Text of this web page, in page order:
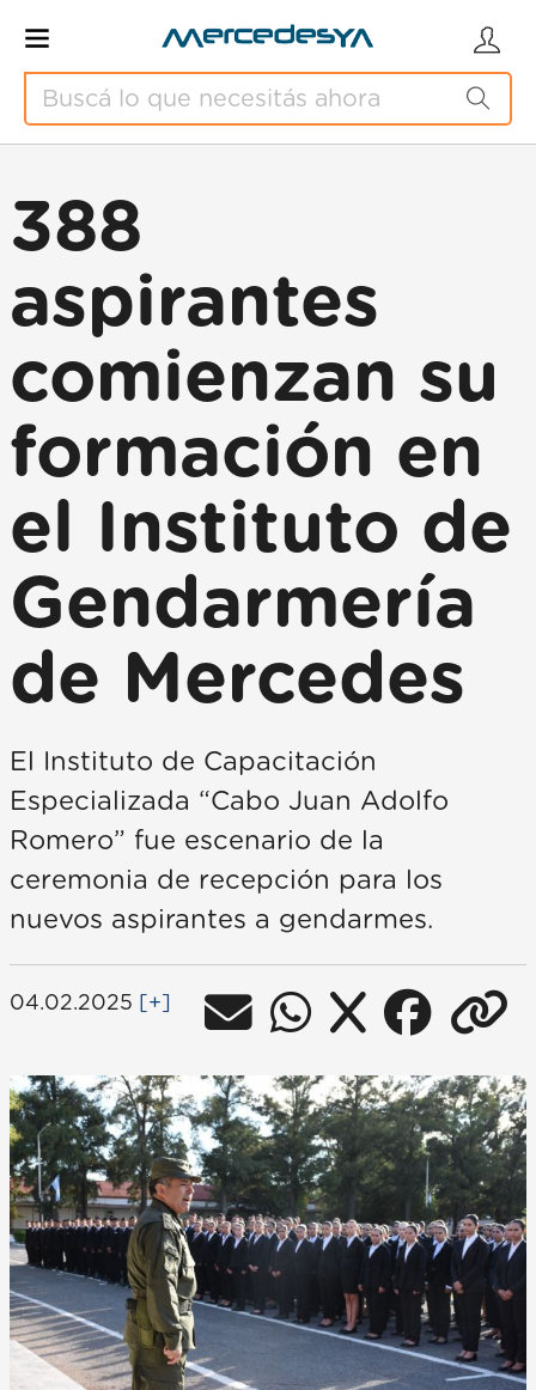
388
aspirantes
comienzan su
formación en
el Instituto de
Gendarmería
de Mercedes
El Instituto de Capacitación
Especializada “Cabo Juan Adolfo
Romero” fue escenario de la
ceremonia de recepción para los
nuevos aspirantes a gendarmes.
04.02.2025 [+]